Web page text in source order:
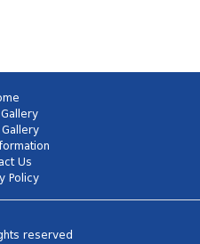
Us
Policy
reserved